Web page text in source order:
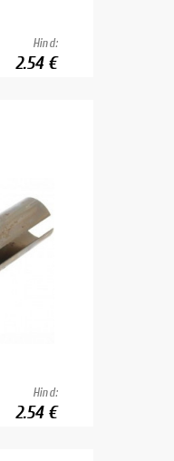
Hind:
2.54 €
Hind:
2.54 €